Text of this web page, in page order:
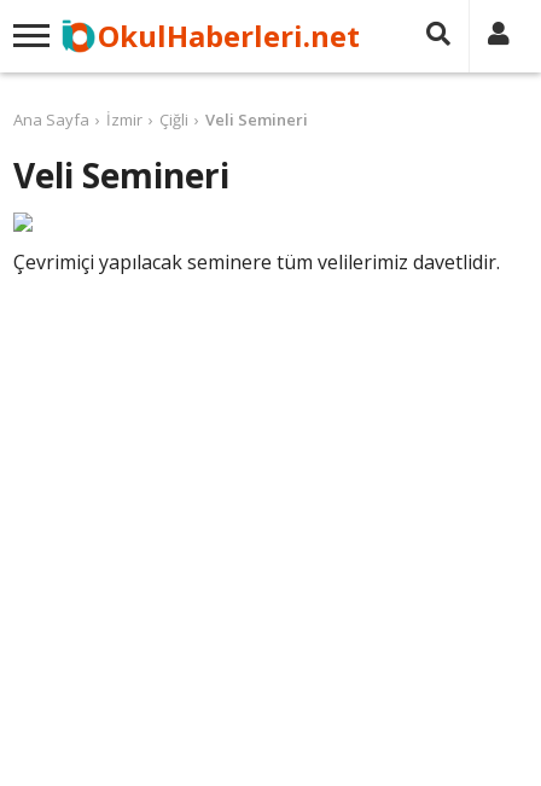
OkulHaberleri.net
Ana Sayfa İzmir Çiğli Veli Semineri
Veli Semineri
Çevrimiçi yapılacak seminere tüm velilerimiz davetlidir.